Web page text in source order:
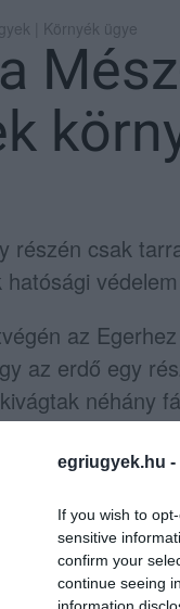
egriugyek.hu -
If you wish to
sensitive
confirm your
continue seeing
information
| Környék ügye
részén csak
az
az erdő egy
néhány
kiemelten
így